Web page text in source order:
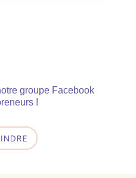
groupe Facebook
!